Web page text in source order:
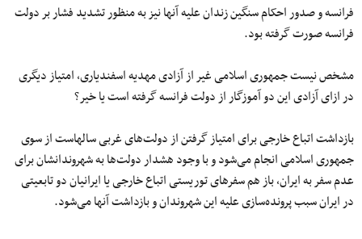
فرانسه و صدور احکام سنگین زندان علیه آنها نیز به منظور تشدید فشار بر دولت
فرانسه صورت گرفته بود.
مشخص نیست جمهوری اسلامی غیر از آزادی مهدیه اسفندیاری، امتیاز دیگری
در ازای آزادی این دو آموزگار از دولت فرانسه گرفته است یا خیر؟
بازداشت اتباع خارجی برای امتیاز گرفتن از دولت‌های غربی سالهاست از سوی
جمهوری اسلامی انجام می‌شود و با وجود هشدار دولت‌ها به شهروندانشان برای
عدم سفر به ایران، باز هم سفرهای توریستی اتباع خارجی یا ایرانیان دو تابعیتی
در ایران سبب پرونده‌سازی علیه این شهروندان و بازداشت آنها می‌شود.